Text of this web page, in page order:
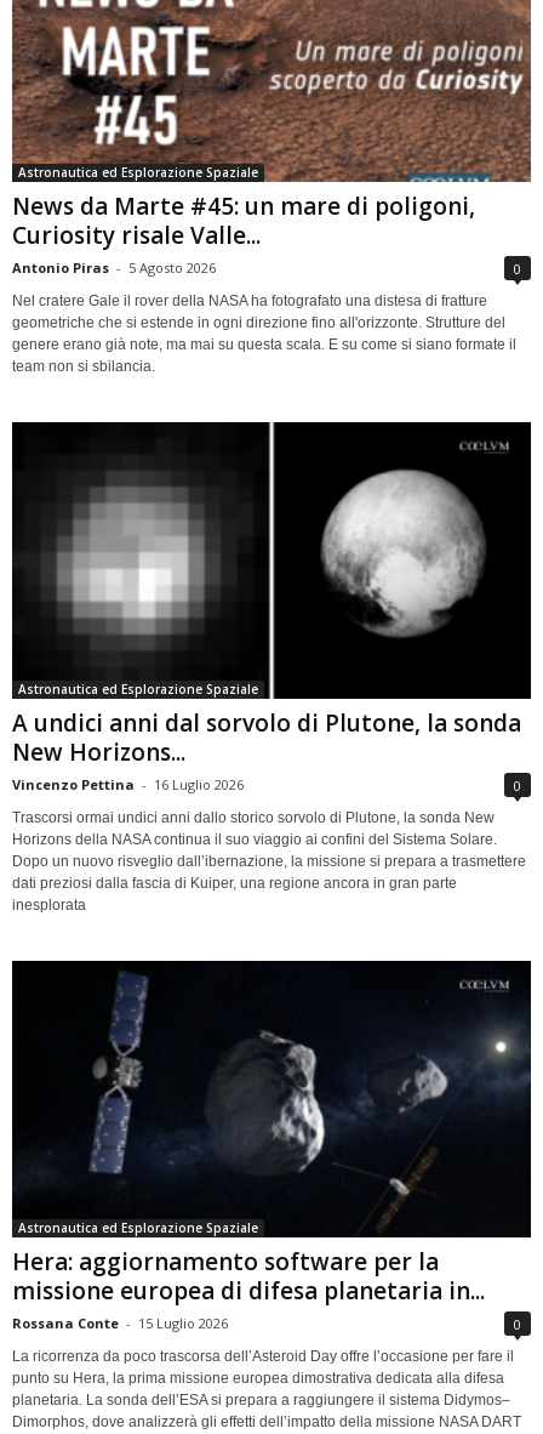
Astronautica ed Esplorazione Spaziale
News da Marte #45: un mare di poligoni,
Curiosity risale Valle...
Antonio Piras - 5 Agosto 2026 0
Nel cratere Gale il rover della NASA ha fotografato una distesa di fratture
geometriche che si estende in ogni direzione fino all'orizzonte. Strutture del
genere erano già note, ma mai su questa scala. E su come si siano formate il
team non si sbilancia.
Astronautica ed Esplorazione Spaziale
A undici anni dal sorvolo di Plutone, la sonda
New Horizons...
Vincenzo Pettina - 16 Luglio 2026 0
Trascorsi ormai undici anni dallo storico sorvolo di Plutone, la sonda New
Horizons della NASA continua il suo viaggio ai confini del Sistema Solare.
Dopo un nuovo risveglio dall’ibernazione, la missione si prepara a trasmettere
dati preziosi dalla fascia di Kuiper, una regione ancora in gran parte
inesplorata
Astronautica ed Esplorazione Spaziale
Hera: aggiornamento software per la
missione europea di difesa planetaria in...
Rossana Conte - 15 Luglio 2026 0
La ricorrenza da poco trascorsa dell’Asteroid Day offre l’occasione per fare il
punto su Hera, la prima missione europea dimostrativa dedicata alla difesa
planetaria. La sonda dell’ESA si prepara a raggiungere il sistema Didymos–
Dimorphos, dove analizzerà gli effetti dell’impatto della missione NASA DART